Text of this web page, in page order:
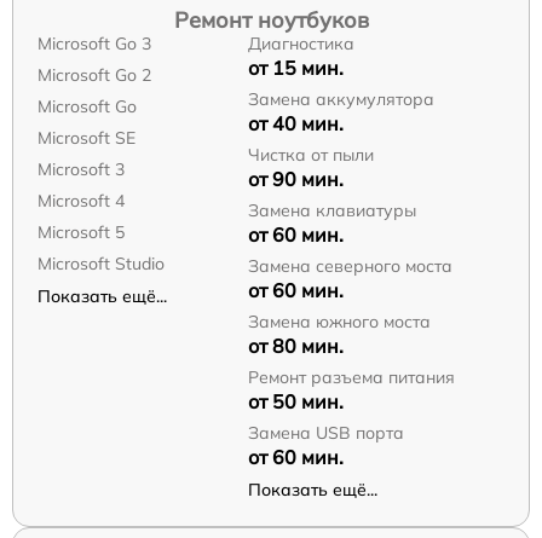
Ремонт ноутбуков
Microsoft Go 3
Microsoft Go 2
Microsoft Go
Microsoft SE
Microsoft 3
Microsoft 4
Microsoft 5
Microsoft Studio
Показать ещё...
Диагностика
от 15 мин.
Замена аккумулятора
от 40 мин.
Чистка от пыли
от 90 мин.
Замена клавиатуры
от 60 мин.
Замена северного моста
от 60 мин.
Замена южного моста
от 80 мин.
Ремонт разъема питания
от 50 мин.
Замена USB порта
от 60 мин.
Показать ещё...